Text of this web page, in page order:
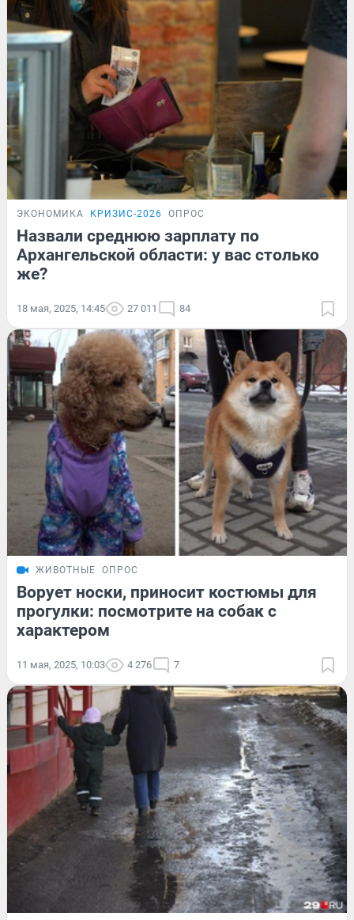
ЭКОНОМИКА КРИЗИС-2026 ОПРОС
Назвали среднюю зарплату по
Архангельской области: у вас столько
же?
18 мая, 2025, 14:45 27 011 84
ЖИВОТНЫЕ ОПРОС
Ворует носки, приносит костюмы для
прогулки: посмотрите на собак с
характером
11 мая, 2025, 10:03 4 276 7